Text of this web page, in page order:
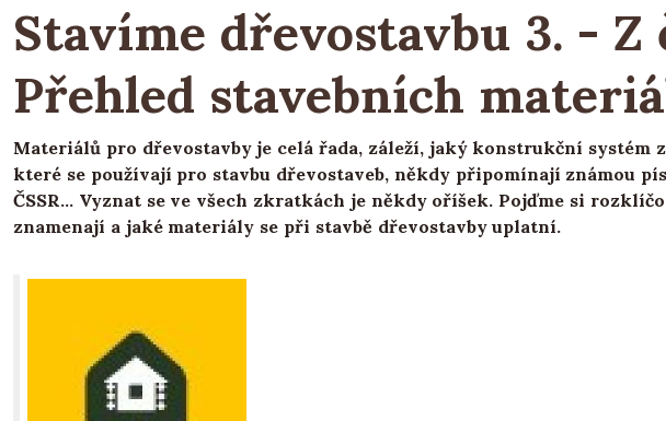
Stavíme dřevostavbu 3. - Z
Přehled stavebních
Materiálů pro dřevostavby je celá řada, záleží, jaký konstrukční systém
které se používají pro stavbu dřevostaveb, někdy připomínají známou
ČSSR... Vyznat se ve všech zkratkách je někdy oříšek. Pojďme si
znamenají a jaké materiály se při stavbě dřevostavby uplatní.